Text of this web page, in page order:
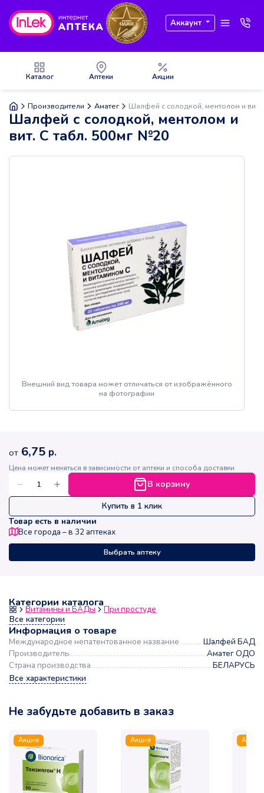
Аккаунт
Каталог Аптеки Акции
Производители Аматег Шалфей с солодкой, ментолом и
Шалфей с солодкой, ментолом и
вит. С табл. 500мг №20
Внешний вид товара может отличаться от изображённого
на фотографии
Категории каталога
Витамины и БАДы
При простуде
Все категории
Информация о товаре
Международное непатентованное название
Шалфей БАД
Производитель
Аматег ОДО
Страна производства
БЕЛАРУСЬ
Все характеристики
Не забудьте добавить в заказ
Акция Акция Акция
от 6,75 р.
Цена может меняться в зависимости от аптеки и способа доставки
В корзину
Купить в 1 клик
Товар есть в наличии
Все города – в 32 аптеках
Выбрать аптеку